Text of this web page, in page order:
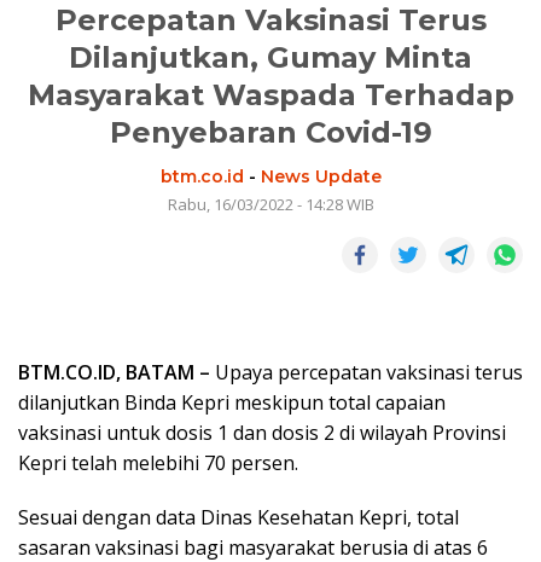
Percepatan Vaksinasi Terus
Dilanjutkan, Gumay Minta
Masyarakat Waspada Terhadap
Penyebaran Covid-19
btm.co.id - News Update
Rabu, 16/03/2022 - 14:28 WIB
BTM.CO.ID, BATAM – Upaya percepatan vaksinasi terus
dilanjutkan Binda Kepri meskipun total capaian
vaksinasi untuk dosis 1 dan dosis 2 di wilayah Provinsi
Kepri telah melebihi 70 persen.
Sesuai dengan data Dinas Kesehatan Kepri, total
sasaran vaksinasi bagi masyarakat berusia di atas 6